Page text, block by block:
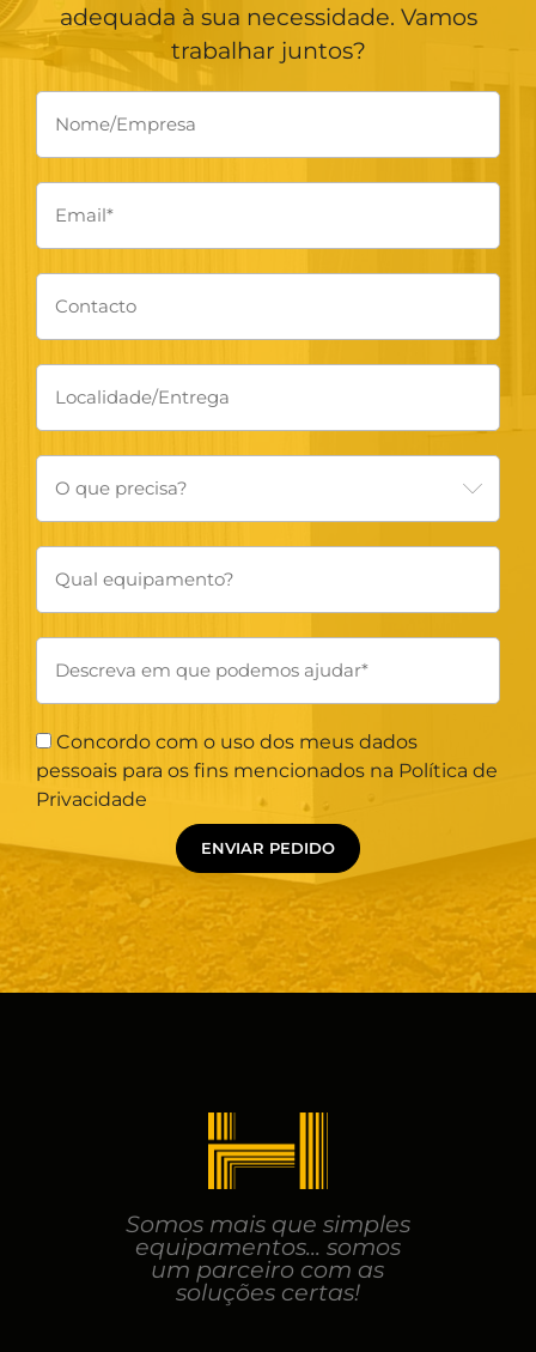
adequada à sua necessidade. Vamos
trabalhar juntos?
Concordo com o uso dos meus dados
pessoais para os fins mencionados na Política de
Privacidade
ENVIAR PEDIDO
Somos mais que simples
equipamentos... somos
um parceiro com as
soluções certas!